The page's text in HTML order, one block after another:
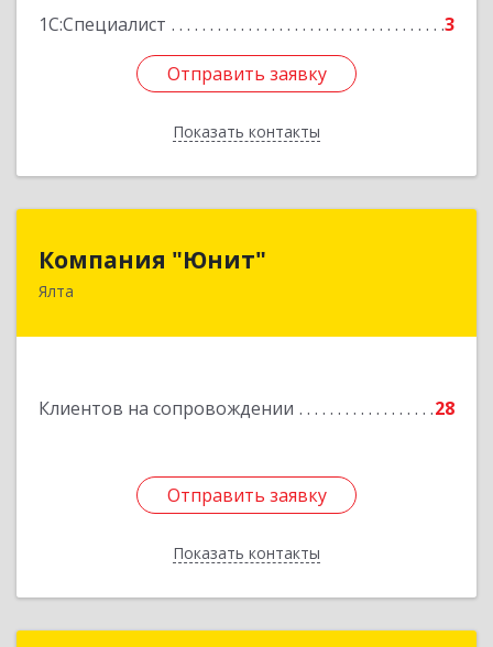
1С:Специалист
3
Отправить заявку
Показать контакты
Отправить заявку
Назад
Компания "Юнит"
Ялта
Клиентов на сопровождении 28
Отправить заявку
Показать контакты
298600, Крым Респ, Ялта г, Васильева ул, дом №
Отправить заявку
Назад